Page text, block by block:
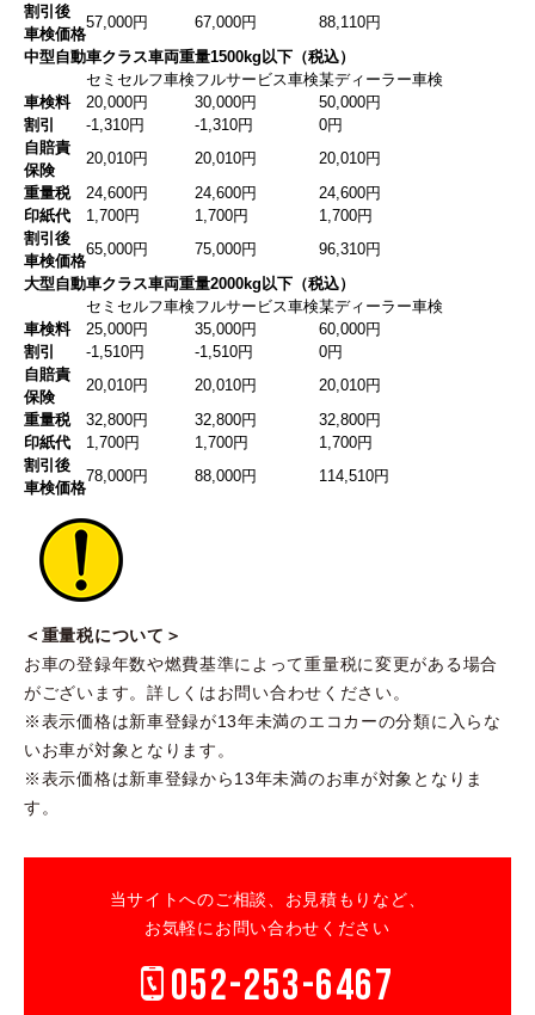
割引後
車検価格
57,000円 67,000円
88,110円
中型自動車クラス車両重量1500kg以下 （税込）
セミセルフ車検フルサービス車検某ディーラー車検
車検料
20,000円 30,000円
50,000円
割引
-1,310円 -1,310円
0円
自賠責
保険
20,010円 20,010円
20,010円
重量税
24,600円 24,600円
24,600円
印紙代
1,700円 1,700円
1,700円
割引後
車検価格
65,000円 75,000円
96,310円
大型自動車クラス車両重量2000kg以下 （税込）
セミセルフ車検フルサービス車検某ディーラー車検
車検料
25,000円 35,000円
60,000円
割引
-1,510円 -1,510円
0円
自賠責
保険
20,010円 20,010円
20,010円
重量税
32,800円 32,800円
32,800円
印紙代
1,700円 1,700円
1,700円
割引後
車検価格
78,000円 88,000円 114,510円
＜重量税について＞
お車の登録年数や燃費基準によって重量税に変更がある場合
がございます。 詳しくはお問い合わせください。
※表示価格は新車登録が13年未満のエコカーの分類に入らな
いお車が対象となります。
※表示価格は新車登録から13年未満のお車が対象となりま
す。
当サイトへのご相談、お見積もりなど、
お気軽にお問い合わせください
052-253-6467